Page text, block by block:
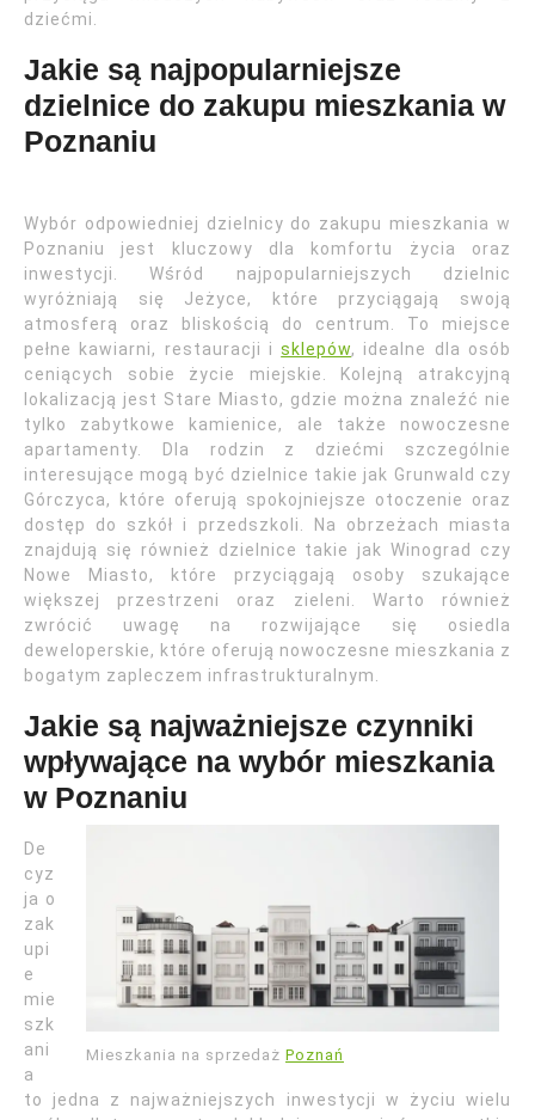
dziećmi.
Jakie są najpopularniejsze
dzielnice do zakupu mieszkania w
Poznaniu
Wybór odpowiedniej dzielnicy do zakupu mieszkania w
Poznaniu jest kluczowy dla komfortu życia oraz
inwestycji. Wśród najpopularniejszych dzielnic
wyróżniają się Jeżyce, które przyciągają swoją
atmosferą oraz bliskością do centrum. To miejsce
pełne kawiarni, restauracji isklepów, idealne dla osób
ceniących sobie życie miejskie. Kolejną atrakcyjną
lokalizacją jest Stare Miasto, gdzie można znaleźć nie
tylko zabytkowe kamienice, ale także nowoczesne
apartamenty. Dla rodzin z dziećmi szczególnie
interesujące mogą być dzielnice takie jak Grunwald czy
Górczyca, które oferują spokojniejsze otoczenie oraz
dostęp do szkół i przedszkoli. Na obrzeżach miasta
znajdują się również dzielnice takie jak Winograd czy
Nowe Miasto, które przyciągają osoby szukające
większej przestrzeni oraz zieleni. Warto również
zwrócić uwagę na rozwijające się osiedla
deweloperskie, które oferują nowoczesne mieszkania z
bogatym zapleczem infrastrukturalnym.
Jakie są najważniejsze czynniki
wpływające na wybór mieszkania
w Poznaniu
Mieszkania na sprzedaż Poznań
De
cyz
ja o
zak
upi
e
mie
szk
ani
a
to jedna z najważniejszych inwestycji w życiu wielu